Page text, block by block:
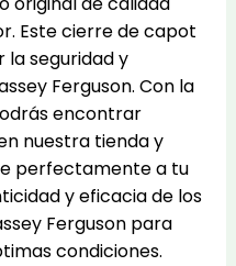
Este cierre de capot
seguridad y
Ferguson. Con la
encontrar
nuestra tienda y
perfectamente a tu
y eficacia de los
Ferguson para
condiciones.